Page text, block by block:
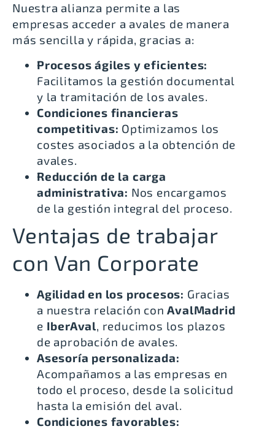
Nuestra alianza permite a las
empresas acceder a avales de manera
más sencilla y rápida, gracias a:
Procesos ágiles y eficientes:
Facilitamos la gestión documental
y la tramitación de los avales.
Condiciones financieras
competitivas: Optimizamos los
costes asociados a la obtención de
avales.
Reducción de la carga
administrativa: Nos encargamos
de la gestión integral del proceso.
Ventajas de trabajar
con Van Corporate
Agilidad en los procesos: Gracias
a nuestra relación conAvalMadrid
e IberAval, reducimos los plazos
de aprobación de avales.
Asesoría personalizada:
Acompañamos a las empresas en
todo el proceso, desde la solicitud
hasta la emisión del aval.
Condiciones favorables: